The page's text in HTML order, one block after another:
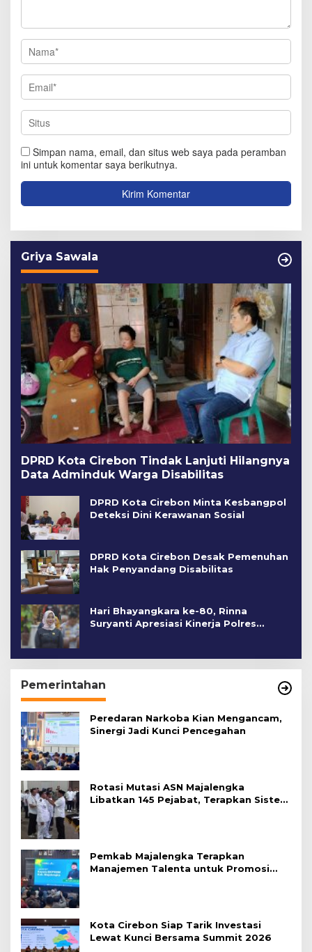
Simpan nama, email, dan situs web saya pada peramban
ini untuk komentar saya berikutnya.
Griya Sawala
DPRD Kota Cirebon Tindak Lanjuti Hilangnya
Data Adminduk Warga Disabilitas
DPRD Kota Cirebon Minta Kesbangpol
Deteksi Dini Kerawanan Sosial
DPRD Kota Cirebon Desak Pemenuhan
Hak Penyandang Disabilitas
Hari Bhayangkara ke-80, Rinna
Suryanti Apresiasi Kinerja Polres
Pemerintahan
Peredaran Narkoba Kian Mengancam,
Sinergi Jadi Kunci Pencegahan
Rotasi Mutasi ASN Majalengka
Libatkan 145 Pejabat, Terapkan Sistem
Pemkab Majalengka Terapkan
Manajemen Talenta untuk Promosi
Kota Cirebon Siap Tarik Investasi
Lewat Kunci Bersama Summit 2026